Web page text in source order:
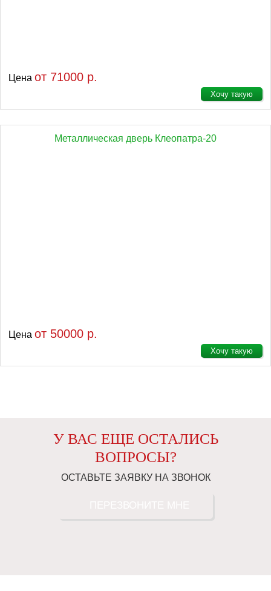
Цена от 71000 р.
Хочу такую
Металлическая дверь Клеопатра-20
Цена от 50000 р.
Хочу такую
У ВАС ЕЩЕ ОСТАЛИСЬ
ВОПРОСЫ?
ОСТАВЬТЕ ЗАЯВКУ НА ЗВОНОК